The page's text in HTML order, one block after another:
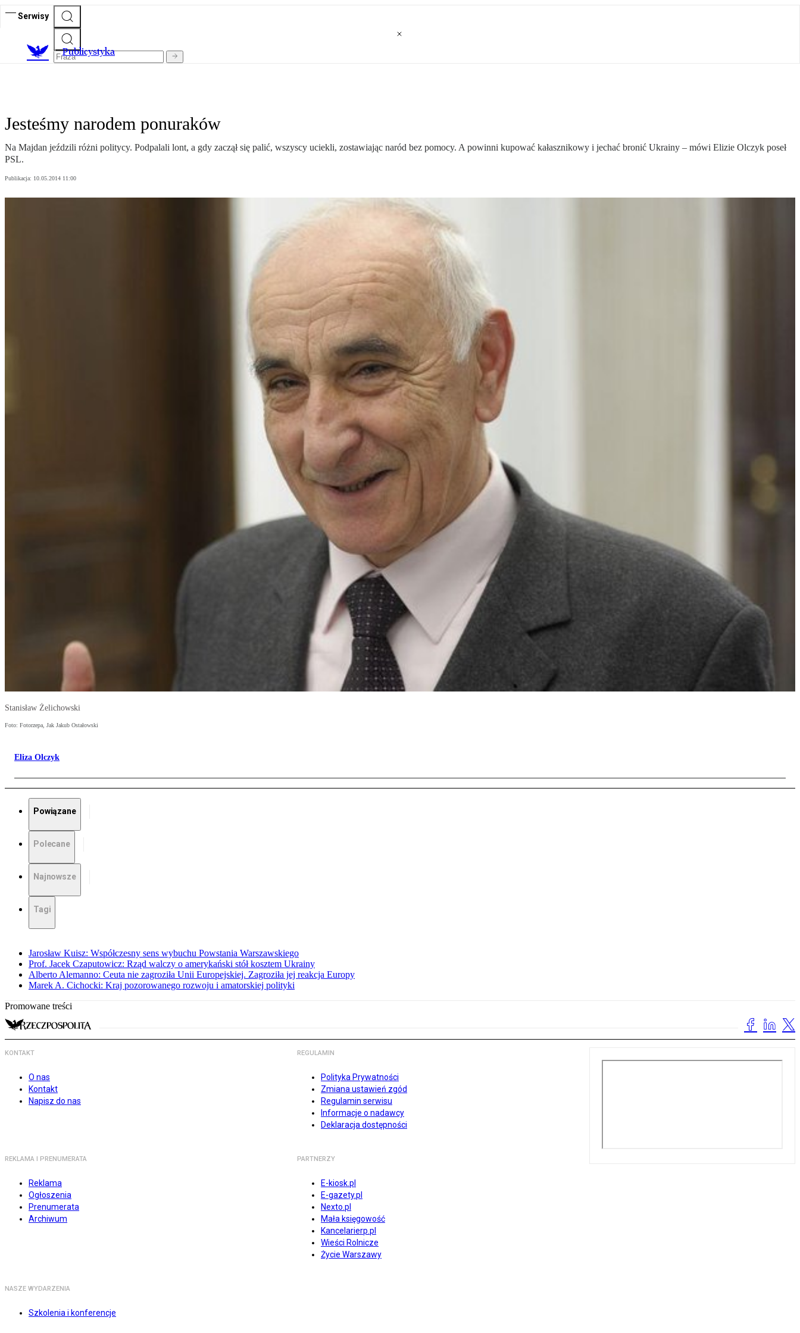
Serwisy
Publicystyka
Jesteśmy narodem ponuraków
Na Majdan jeździli różni politycy. Podpalali lont, a gdy zaczął się palić, wszyscy uciekli, zostawiając naród bez pomocy. A powinni kupować kałasznikowy i jechać bronić Ukrainy – mówi Elizie Olczyk poseł
PSL.
Publikacja: 10.05.2014 11:00
Stanisław Żelichowski
Foto: Fotorzepa, Jak Jakub Ostałowski
Eliza Olczyk
Powiązane
Polecane
Najnowsze
Tagi
Jarosław Kuisz: Współczesny sens wybuchu Powstania Warszawskiego
Prof. Jacek Czaputowicz: Rząd walczy o amerykański stół kosztem Ukrainy
Alberto Alemanno: Ceuta nie zagroziła Unii Europejskiej. Zagroziła jej reakcja Europy
Marek A. Cichocki: Kraj pozorowanego rozwoju i amatorskiej polityki
Promowane treści
KONTAKT
O nas
Kontakt
Napisz do nas
REGULAMIN
Polityka Prywatności
Zmiana ustawień zgód
Regulamin serwisu
Informacje o nadawcy
Deklaracja dostępności
REKLAMA I PRENUMERATA
Reklama
Ogłoszenia
Prenumerata
Archiwum
PARTNERZY
E-kiosk.pl
E-gazety.pl
Nexto.pl
Mała księgowość
Kancelarierp.pl
Wieści Rolnicze
Życie Warszawy
NASZE WYDARZENIA
Szkolenia i konferencje